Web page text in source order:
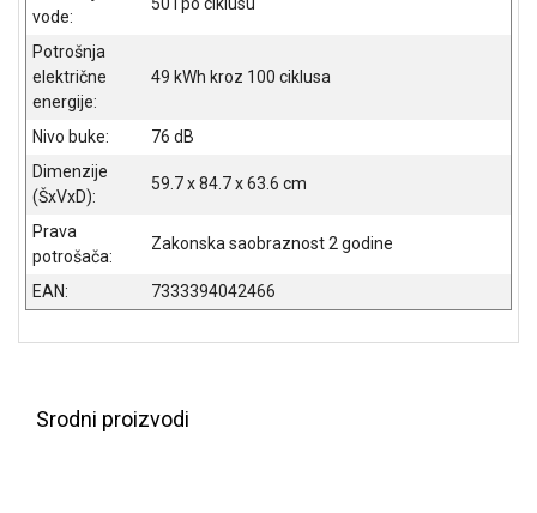
vode:
Potrošnja
električne
energije:
49 kWh kroz 100 ciklusa
Nivo buke:
76 dB
Dimenzije
(ŠxVxD):
59.7 x 84.7 x 63.6 cm
Prava
potrošača:
Zakonska saobraznost 2 godine
EAN: 7333394042466
Srodni proizvodi